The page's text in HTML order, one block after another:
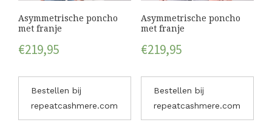
Asymmetrische poncho
met franje
€219,95
Bestellen bij
repeatcashmere.com
Asymmetrische poncho
met franje
€219,95
Bestellen bij
repeatcashmere.com